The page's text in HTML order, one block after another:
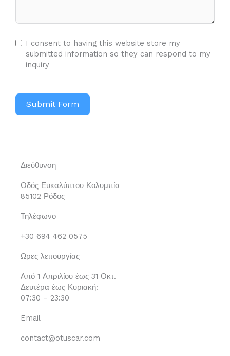
I consent to having this website store my
submitted information so they can respond to my
inquiry
Submit Form
Διεύθυνση
Οδός Ευκαλύπτου Κολυμπία
85102 Ρόδος
Τηλέφωνο
+30 694 462 0575
Ωρες λειτουργίας
Από 1 Απριλίου έως 31 Οκτ.
Δευτέρα έως Κυριακή:
07:30 – 23:30
Email
contact@otuscar.com